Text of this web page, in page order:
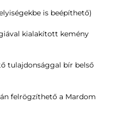
is beépíthető)
kialakított kemény
tulajdonsággal bír belső
felrögzíthető a Mardom